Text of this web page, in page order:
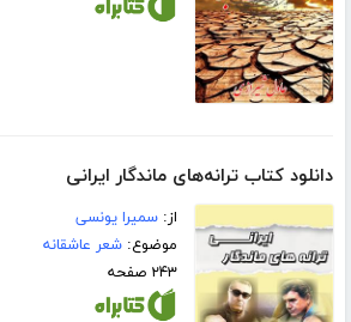
دانلود کتاب ترانه‌های ماندگار ایرانی
از:سمیرا یونسی
موضوع:شعر عاشقانه
۲۴۳ صفحه